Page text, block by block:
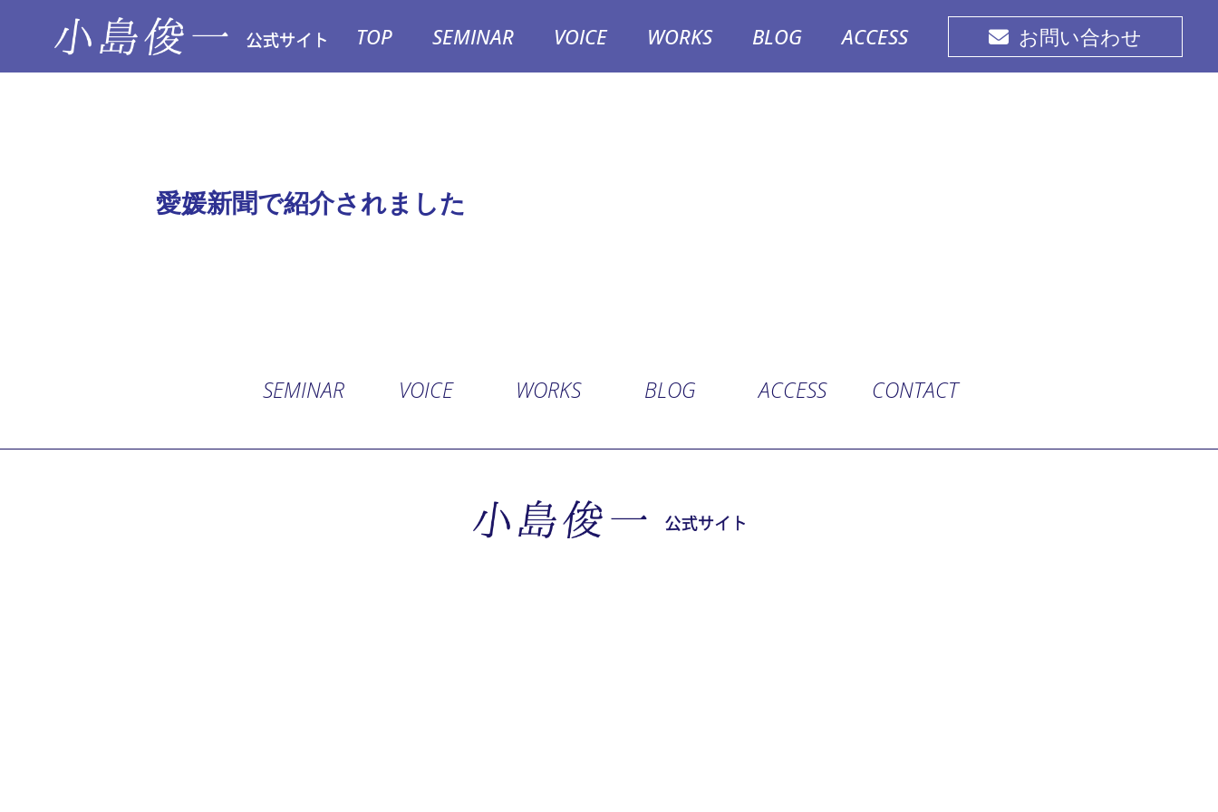
TOP SEMINAR VOICE WORKS BLOG ACCESS お問い合わせ
愛媛新聞で紹介されました
SEMINAR VOICE WORKS BLOG ACCESS CONTACT